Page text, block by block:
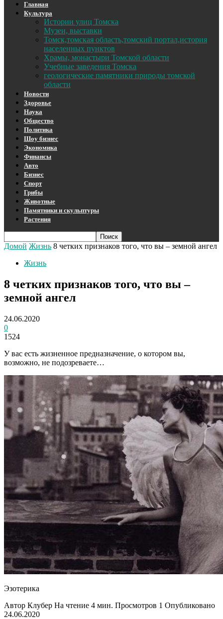
Главная
Культура
Истории улиц Томска
Музеи, выставки
Томск,томская область,томский портал,история
населенных пунктов
Храмы, монастыри Томской области
Учебные заведения Томска
геологические памятники природы томской
области
Новости
Здоровье
Наука
Общество
Политика
Шоу бизнес
Экономика
Финансы
Авто
Бизнес
Спорт
Грибы
Животные
Памятники и скульптуры
Растения
Домой Жизнь 8 четких признаков того, что вы – земной ангел
Жизнь
8 четких признаков того, что вы –
земной ангел
24.06.2020
0
1524
У вас есть жизненное предназначение, о котором вы,
возможно, не подозреваете…
Эзотерика
Автор Клубер На чтение 4 мин. Просмотров 1 Опубликовано
24.06.2020